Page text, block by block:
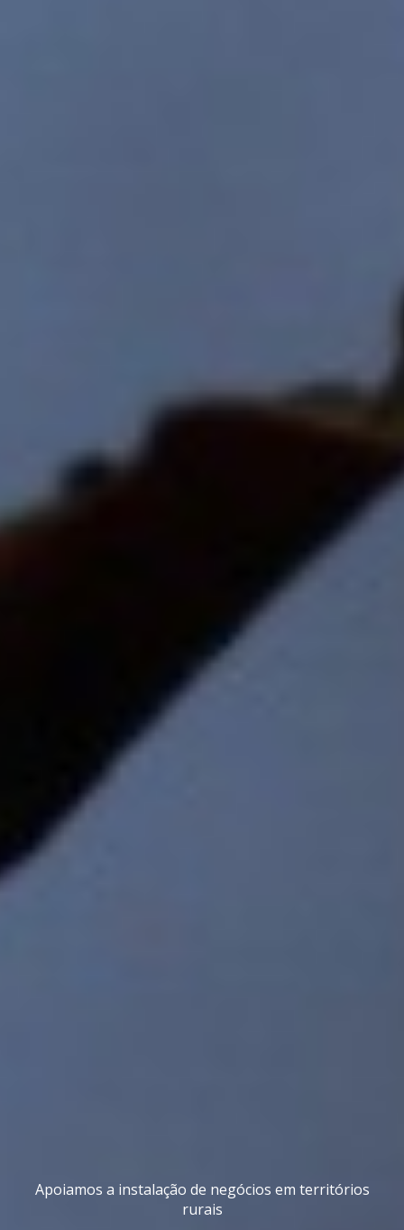
Apoiamos a instalação de negócios em territórios
rurais